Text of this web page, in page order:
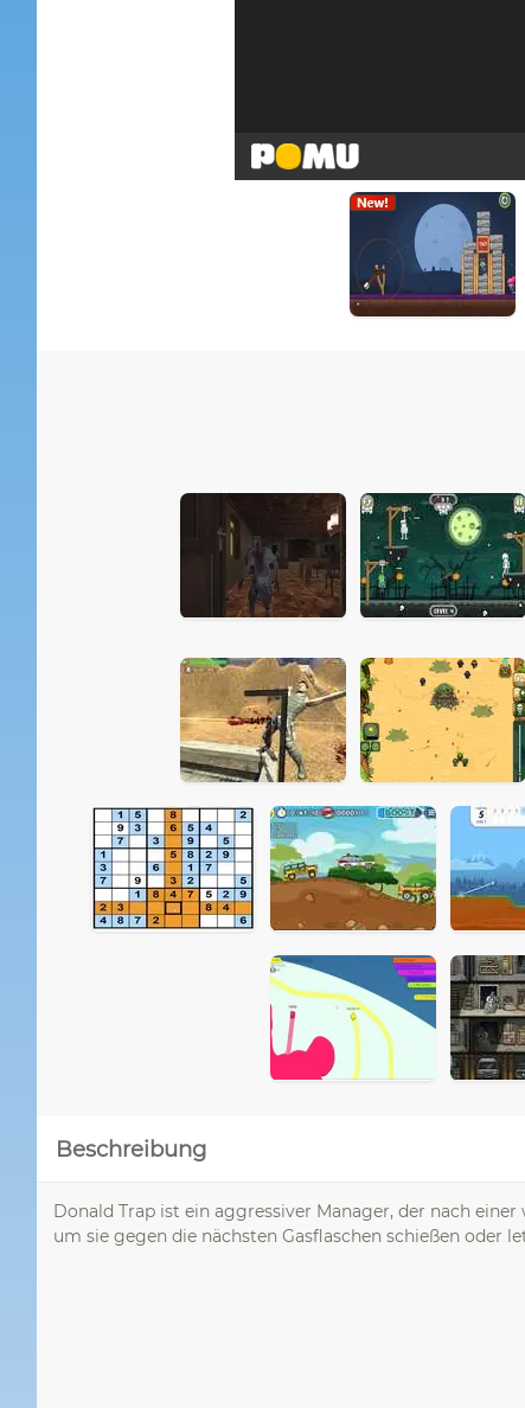
Beschreibung
Donald Trap ist ein aggressiver Manager, der nach
um sie gegen die nächsten Gasflaschen schießen oder